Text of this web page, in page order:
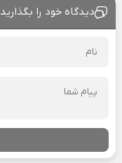
دیدگاه خود را بگذارید